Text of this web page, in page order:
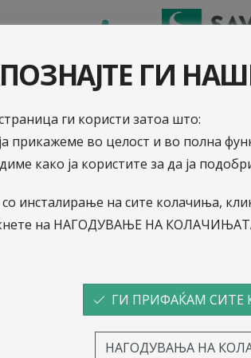
АПЛИКАЦИЈА ПЕНЗИСКИ СОВЕТНИК
ГИ
ги користи затоа што:
прикажеме во целост и во полна
како ја користите за да ја
со инсталирање на сите
на НАГОДУВАЊЕ НА
ГИ ПРИФАЌАМ
НАГОДУВАЊА НА